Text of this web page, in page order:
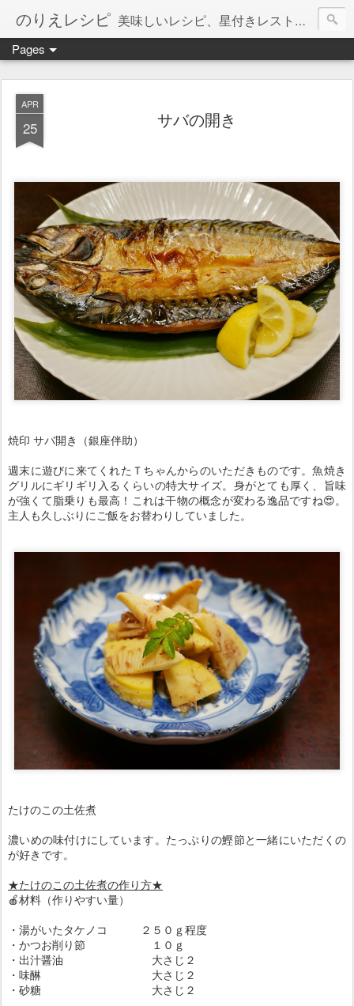
のりえレシピ 美味しいレシピ、星付きレストラン、絶品お取り寄せを紹介しています。
Pages
APR
25 サバの開き
焼印 サバ開き（銀座伴助）
週末に遊びに来てくれたＴちゃんからのいただきものです。魚焼き
グリルにギリギリ入るくらいの特大サイズ。身がとても厚く、旨味
が強くて脂乗りも最高！これは干物の概念が変わる逸品ですね😍。
主人も久しぶりにご飯をお替わりしていました。
たけのこの土佐煮
濃いめの味付けにしています。たっぷりの鰹節と一緒にいただくの
が好きです。
★たけのこの土佐煮の作り方★
🍎材料（作りやすい量）
・湯がいたタケノコ ２５０ｇ程度
・かつお削り節 １０ｇ
・出汁醤油 大さじ２
・味醂 大さじ２
・砂糖 大さじ２